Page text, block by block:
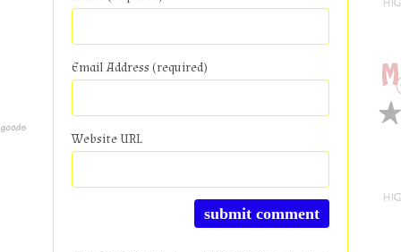
Email Address (required)
Website URL